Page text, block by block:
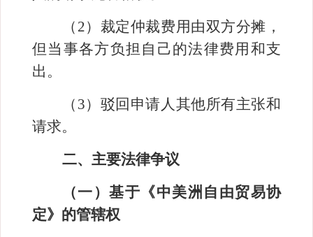
（ 2）裁定仲裁费用由双方分摊，
但当事各方负担自己的法律费用和支
出。
（ 3）驳回申请人其他所有主张和
请求。
二、主要法律争议
（一）基于《中美洲自由贸易协
定》的管辖权